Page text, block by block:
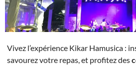
Vivez l’expérience Kikar Hamusica :
savourez votre repas, et profitez des